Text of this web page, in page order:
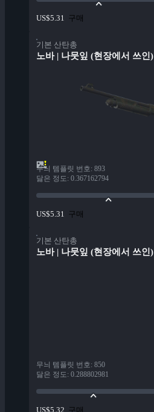
US$5.31 구매
기본 산탄총
노바 | 나뭇잎 (현장에서 쓰인)
무늬 템플릿 번호: 893
닳은 정도: 0.367162794
US$5.31 구매
기본 산탄총
노바 | 나뭇잎 (현장에서 쓰인)
무늬 템플릿 번호: 850
닳은 정도: 0.288802981
US$5.32 구매